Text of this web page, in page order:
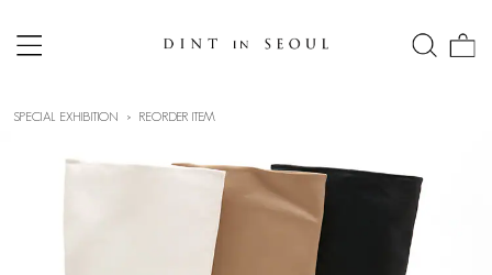
SPECIAL EXHIBITION REORDER ITEM